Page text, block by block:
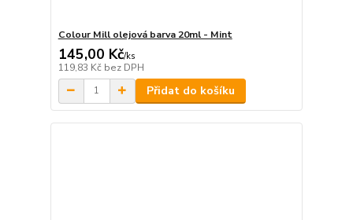
Colour Mill olejová barva 20ml - Mint
145,00 Kč/ks
119,83 Kč bez DPH
Přidat do košíku